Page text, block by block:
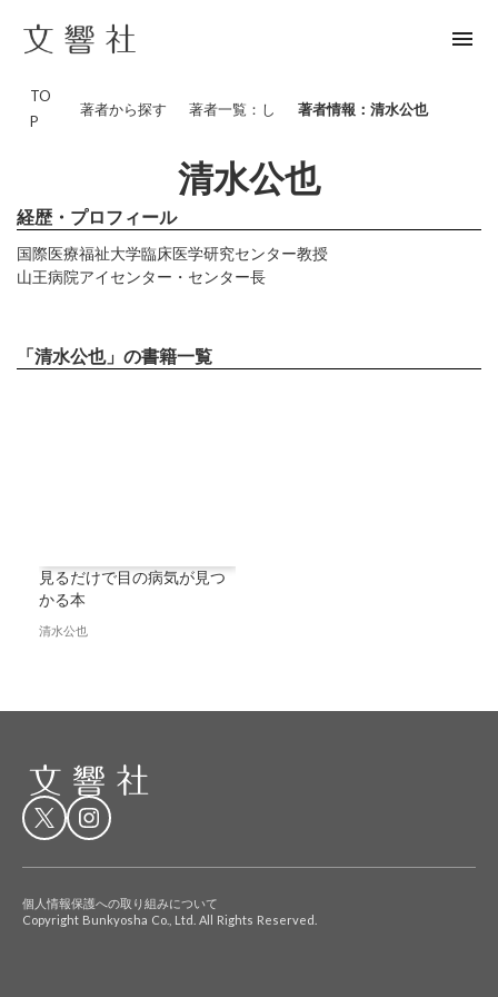
menu
TO
P
著者から探す 著者一覧：し 著者情報：清水公也
清水公也
経歴・プロフィール
国際医療福祉大学臨床医学研究センター教授
山王病院アイセンター・センター長
「清水公也」の書籍一覧
見るだけで目の病気が見つ
かる本
清水公也
個人情報保護への取り組みについて
Copyright Bunkyosha Co., Ltd. All Rights Reserved.